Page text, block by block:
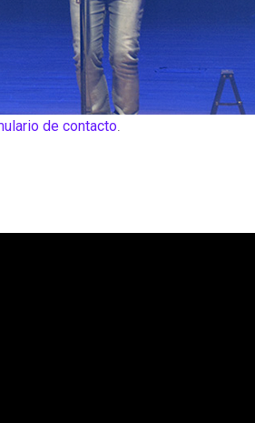
de contacto.